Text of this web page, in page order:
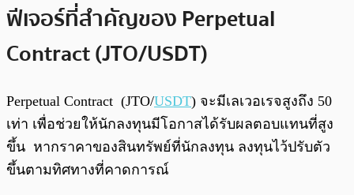
ฟีเจอร์ที่สำคัญของ Perpetual
Contract (JTO/ USDT)
Perpetual Contract (JTO/USDT) จะมีเลเวอเรจสูงถึง 50
เท่า เพื่อช่วยให้นักลงทุนมีโอกาสได้รับผลตอบแทนที่สูง
ขึ้น หากราคาของสินทรัพย์ที่นักลงทุน ลงทุนไว้ปรับตัว
ขึ้นตามทิศทางที่คาดการณ์